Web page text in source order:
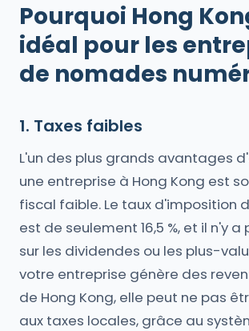
Pourquoi Hong
idéal pour les
de nomades
1. Taxes faibles
L'un des plus grands avantages
une entreprise à Hong Kong est
fiscal faible. Le taux d'imposition
est de seulement 16,5 %, et il n'y
sur les dividendes ou les plus-
votre entreprise génère des
de Hong Kong, elle peut ne pas
aux taxes locales, grâce au